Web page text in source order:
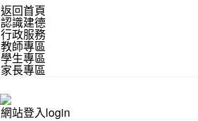
返回首頁
認識建德
行政服務
教師專區
學生專區
家長專區
網站登入login